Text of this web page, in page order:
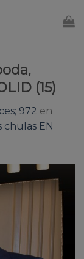
(15)
972 en
chulas EN